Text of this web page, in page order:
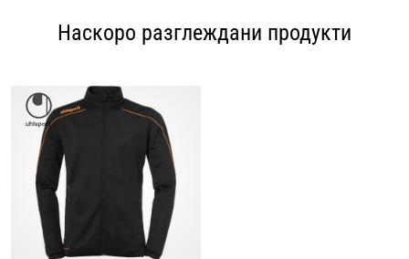
Наскоро разглеждани продукти